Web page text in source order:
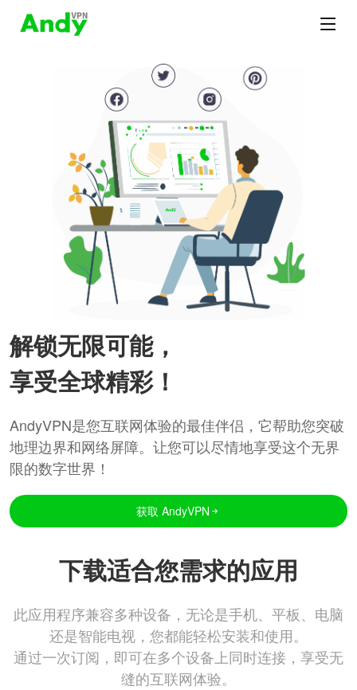
解锁无限可能，
享受全球精彩！
AndyVPN是您互联网体验的最佳伴侣，它帮助您突破
地理边界和网络屏障。让您可以尽情地享受这个无界
限的数字世界！
获取 AndyVPN
下载适合您需求的应用
此应用程序兼容多种设备，无论是手机、平板、电脑
还是智能电视，您都能轻松安装和使用。
通过一次订阅，即可在多个设备上同时连接，享受无
缝的互联网体验。